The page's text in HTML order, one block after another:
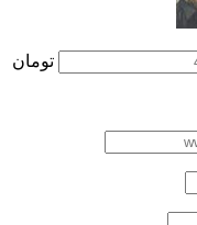
تومان